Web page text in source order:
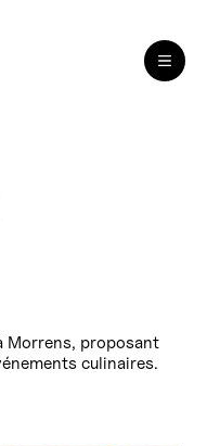
Morrens, proposant
culinaires.